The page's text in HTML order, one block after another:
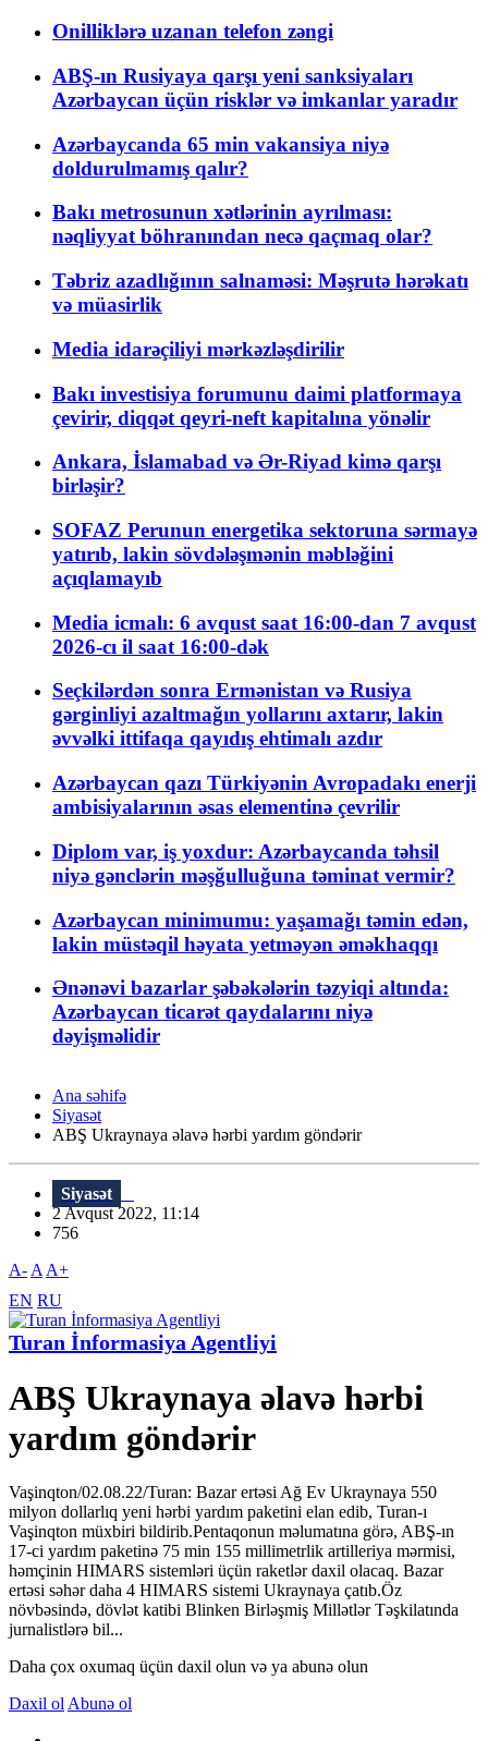
Onilliklərə uzanan telefon zəngi
ABŞ-ın Rusiyaya qarşı yeni sanksiyaları
Azərbaycan üçün risklər və imkanlar yaradır
Azərbaycanda 65 min vakansiya niyə
doldurulmamış qalır?
Bakı metrosunun xətlərinin ayrılması:
nəqliyyat böhranından necə qaçmaq olar?
Təbriz azadlığının salnaməsi: Məşrutə hərəkatı
və müasirlik
Media idarəçiliyi mərkəzləşdirilir
Bakı investisiya forumunu daimi platformaya
çevirir, diqqət qeyri-neft kapitalına yönəlir
Ankara, İslamabad və Ər-Riyad kimə qarşı
birləşir?
SOFAZ Perunun energetika sektoruna sərmayə
yatırıb, lakin sövdələşmənin məbləğini
açıqlamayıb
Media icmalı: 6 avqust saat 16:00-dan 7 avqust
2026-cı il saat 16:00-dək
Seçkilərdən sonra Ermənistan və Rusiya
gərginliyi azaltmağın yollarını axtarır, lakin
əvvəlki ittifaqa qayıdış ehtimalı azdır
Azərbaycan qazı Türkiyənin Avropadakı enerji
ambisiyalarının əsas elementinə çevrilir
Diplom var, iş yoxdur: Azərbaycanda təhsil
niyə gənclərin məşğulluğuna təminat vermir?
Azərbaycan minimumu: yaşamağı təmin edən,
lakin müstəqil həyata yetməyən əməkhaqqı
Ənənəvi bazarlar şəbəkələrin təzyiqi altında:
Azərbaycan ticarət qaydalarını niyə
dəyişməlidir
Ana səhifə
Siyasət
ABŞ Ukraynaya əlavə hərbi yardım göndərir
Siyasət
2 Avqust 2022, 11:14
756
A- A A+
EN RU
Turan İnformasiya Agentliyi
ABŞ Ukraynaya əlavə hərbi
yardım göndərir
Vaşinqton/02.08.22/Turan: Bazar ertəsi Ağ Ev Ukraynaya 550
milyon dollarlıq yeni hərbi yardım paketini elan edib, Turan-ı
Vaşinqton müxbiri bildirib.Pentaqonun məlumatına görə, ABŞ-ın
17-ci yardım paketinə 75 min 155 millimetrlik artilleriya mərmisi,
həmçinin HIMARS sistemləri üçün raketlər daxil olacaq. Bazar
ertəsi səhər daha 4 HIMARS sistemi Ukraynaya çatıb.Öz
növbəsində, dövlət katibi Blinken Birləşmiş Millətlər Təşkilatında
jurnalistlərə bil...
Daha çox oxumaq üçün daxil olun və ya abunə olun
Daxil ol Abunə ol